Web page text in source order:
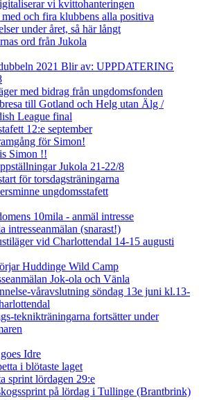
vi kvittohanteringen
och fira klubbens alla positiva
under året, så här långt
ord från Jukola
2021 Blir av: UPPDATERING
med bidrag från ungdomsfonden
till Gotland och Helg utan Älg /
League final
12:e september
för Simon!
Simon !!
Jukola 21-22/8
för torsdagsträningarna
ungdomsstafett
10mila - anmäl intresse
intresseanmälan (snarast!)
vid Charlottendal 14-15 augusti
Huddinge Wild Camp
Jok-ola och Vänla
våravslutning söndag 13e juni kl.13-
teknikträningarna fortsätter under
Idre
i blötaste laget
sprint lördagen 29:e
på lördag i Tullinge (Brantbrink)